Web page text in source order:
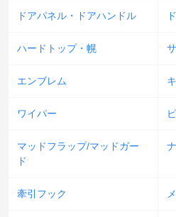
ドアパネル・ドアハンドル
ハードトップ・幌
エンブレム
ワイパー
マッドフラップ/マッドガー
ド
牽引フック